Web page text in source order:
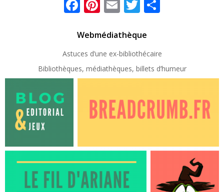
Webmédiathèque
Astuces d’une ex-bibliothécaire
Bibliothèques, médiathèques, billets d’humeur